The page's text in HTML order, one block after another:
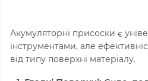
Акумуляторні присоски є
інструментами, але
від типу поверхні матеріалу.